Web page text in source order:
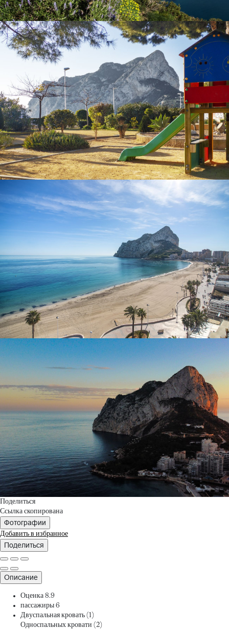
Поделиться
Ссылка скопирована
Фотографии
Добавить в избранное
Поделиться
Описание
Оценка 8.9
пассажиры 6
Двуспальная кровать (1)
Односпальных кровати (2)